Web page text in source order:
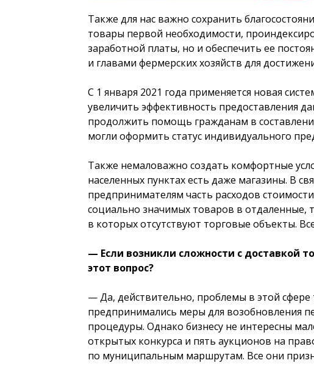
Также для нас важно сохранить
товары первой необходимости,
заработной платы, но и обеспечить ее
и главами фермерских хозяйств для
С 1 января 2021 года применяется новая
увеличить эффективность предоставления
продолжить помощь гражданам в
могли оформить статус индивидуального
Также немаловажно создать комфортные
населенных пунктах есть даже магазины. В
предпринимателям часть расходов
социально значимых товаров в отдаленные,
в которых отсутствуют торговые объекты.
— Если возникли сложности с доставкой
этот вопрос?
— Да, действительно, проблемы в этой
предпринимались меры для возобновления
процедуры. Однако бизнесу не интересны
открытых конкурса и пять аукционов на
по муниципальным маршрутам. Все они